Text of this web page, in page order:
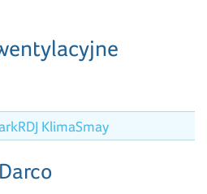
RDJ KlimaSmay
Darco